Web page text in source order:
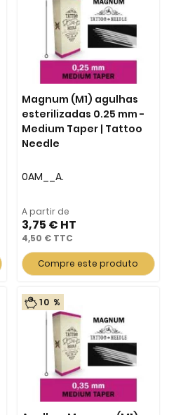
Magnum (M1) agulhas
esterilizadas 0.25 mm -
Medium Taper | Tattoo
Needle
0AM__A.
A partir de
3,75 €
4,50 €
Compre este produto
10 %